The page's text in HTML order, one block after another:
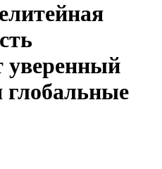
уверенный
глобальные